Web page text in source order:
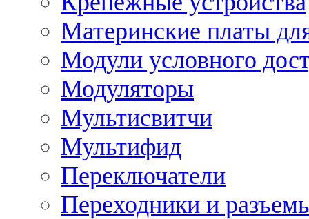
Материнские платы
Модули условного
Модуляторы
Мультисвитчи
Мультифид
Переключатели
Переходники и